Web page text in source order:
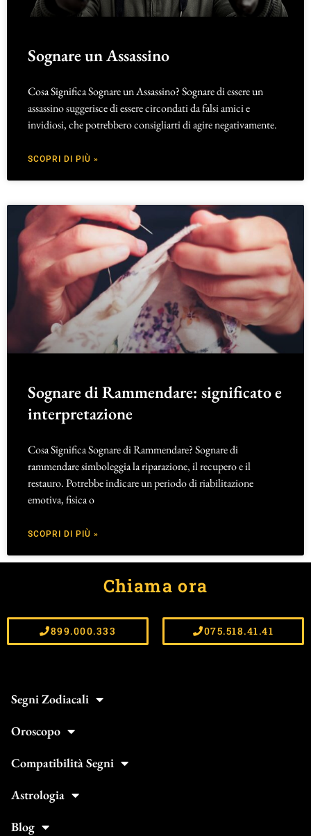
Sognare un Assassino
Cosa Significa Sognare un Assassino? Sognare di essere un
assassino suggerisce di essere circondati da falsi amici e
invidiosi, che potrebbero consigliarti di agire negativamente.
SCOPRI DI PIÙ »
Sognare di Rammendare: significato e
interpretazione
Cosa Significa Sognare di Rammendare? Sognare di
rammendare simboleggia la riparazione, il recupero e il
restauro. Potrebbe indicare un periodo di riabilitazione
emotiva, fisica o
SCOPRI DI PIÙ »
Chiama ora
899.000.333 075.518.41.41
Segni Zodiacali
Oroscopo
Compatibilità Segni
Astrologia
Blog